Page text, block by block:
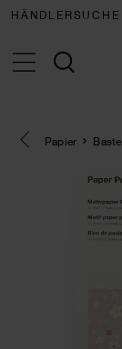
HÄNDLERSUCHE
Eine
Papier